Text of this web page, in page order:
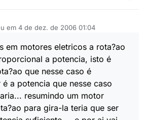
em 4 de dez. de 2006 01:04
por
em motores eletricos a rota?ao
a potencia, isto é
que nesse caso é
é a potencia que nesse caso
resumindo um motor
para gira-la teria que ser